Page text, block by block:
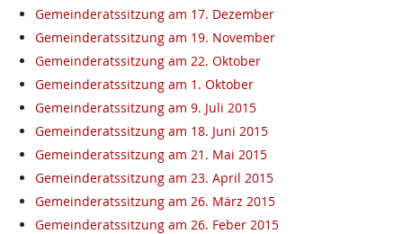
Gemeinderatssitzung am 17. Dezember
Gemeinderatssitzung am 19. November
Gemeinderatssitzung am 22. Oktober
Gemeinderatssitzung am 1. Oktober
Gemeinderatssitzung am 9. Juli 2015
Gemeinderatssitzung am 18. Juni 2015
Gemeinderatssitzung am 21. Mai 2015
Gemeinderatssitzung am 23. April 2015
Gemeinderatssitzung am 26. März 2015
Gemeinderatssitzung am 26. Feber 2015